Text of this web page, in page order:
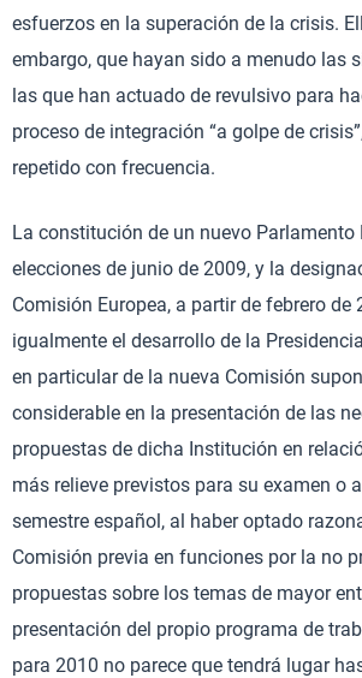
esfuerzos en la superación de la crisis.
embargo, que hayan sido a menudo las
las que han actuado de revulsivo para
proceso de integración “a golpe de
repetido con frecuencia.
La constitución de un nuevo Parlamento
elecciones de junio de 2009, y la
Comisión Europea, a partir de febrero de
igualmente el desarrollo de la
en particular de la nueva Comisión
considerable en la presentación de las
propuestas de dicha Institución en
más relieve previstos para su examen o
semestre español, al haber optado
Comisión previa en funciones por la no
propuestas sobre los temas de mayor
presentación del propio programa de
para 2010 no parece que tendrá lugar